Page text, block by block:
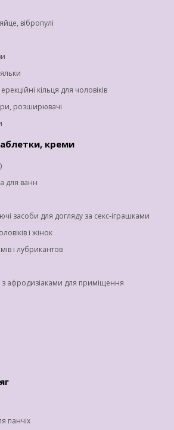
вібропулі
кільця для чоловіків
розширювачі
креми
для ванн
засоби для догляду за секс-іграшками
і жінок
і лубрикантов
афродизіаками для приміщення
панчіх